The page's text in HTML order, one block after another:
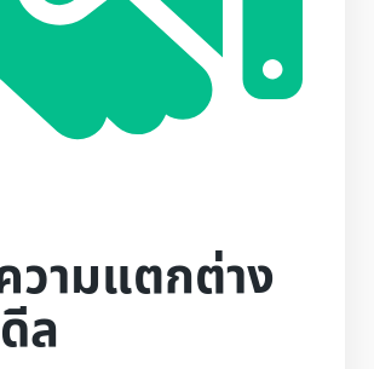
วามแตกต่าง
ล